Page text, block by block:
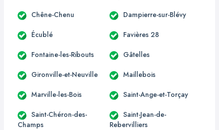
Chêne-Chenu Dampierre-sur-Blévy
Écublé Favières 28
Fontaine-les-Ribouts Gâtelles
Gironville-et-Neuville Maillebois
Marville-les-Bois Saint-Ange-et-Torçay
Saint-Chéron-des-
Champs
Saint-Jean-de-
Rebervilliers